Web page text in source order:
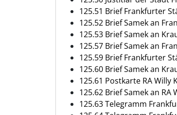
125.51 Brief Frankfurter
125.52 Brief Samek an
125.53 Brief Samek an
125.57 Brief Samek an
125.59 Brief Frankfurter
125.60 Brief Samek an
125.61 Postkarte RA Willy
125.62 Brief Samek an RA
125.63 Telegramm